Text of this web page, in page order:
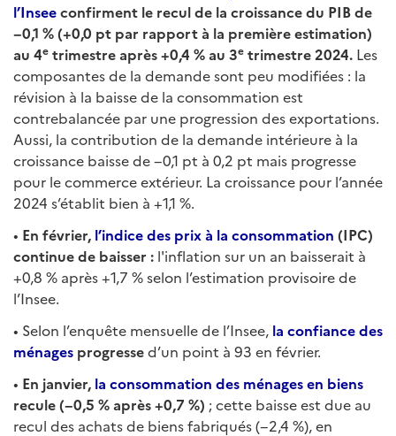
l’Inseeconfirment le recul de la croissance du PIB de
−0,1 % (+0,0 pt par rapport à la première estimation)
au 4e trimestre après +0,4 % au 3e trimestre 2024. Les
composantes de la demande sont peu modifiées : la
révision à la baisse de la consommation est
contrebalancée par une progression des exportations.
Aussi, la contribution de la demande intérieure à la
croissance baisse de −0,1 pt à 0,2 pt mais progresse
pour le commerce extérieur. La croissance pour l’année
2024 s’établit bien à +1,1 %.
• En février, l’indice des prix à la consommation (IPC)
continue de baisser : l'inflation sur un an baisserait à
+0,8 % après +1,7 % selon l’estimation provisoire de
l’Insee.
• Selon l’enquête mensuelle de l’Insee, la confiance des
ménages progressed’un point à 93 en février.
• En janvier, la consommation des ménages en biens
recule (−0,5 % après +0,7 %) ; cette baisse est due au
recul des achats de biens fabriqués (−2,4 %), en